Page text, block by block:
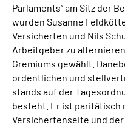
Parlaments“ am Sitz der
wurden Susanne
Versicherten und Nils
Arbeitgeber zu
Gremiums gewählt.
ordentlichen und
stands auf der
besteht. Er ist paritä­tisch
Versichertenseite und